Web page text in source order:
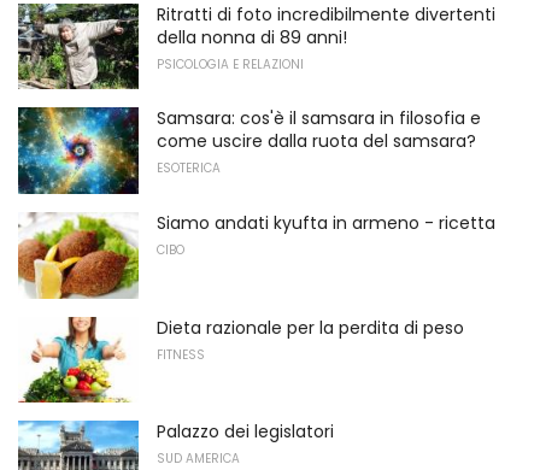
Ritratti di foto incredibilmente divertenti
della nonna di 89 anni!
PSICOLOGIA E RELAZIONI
Samsara: cos'è il samsara in filosofia e
come uscire dalla ruota del samsara?
ESOTERICA
Siamo andati kyufta in armeno - ricetta
CIBO
Dieta razionale per la perdita di peso
FITNESS
Palazzo dei legislatori
SUD AMERICA